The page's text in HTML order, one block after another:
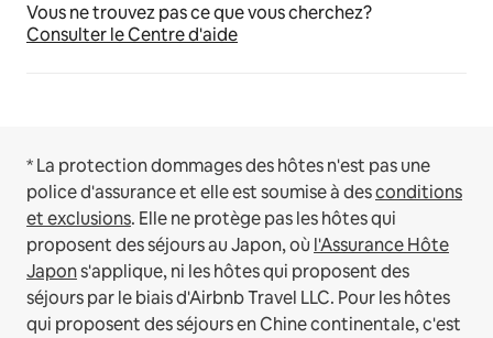
Vous ne trouvez pas ce que vous cherchez?
Consulter le Centre d'aide
* La protection dommages des hôtes n'est pas une
police d'assurance et elle est soumise à desconditions
et exclusions. Elle ne protège pas les hôtes qui
proposent des séjours au Japon, où l'Assurance Hôte
Japons'applique, ni les hôtes qui proposent des
séjours par le biais d'Airbnb Travel LLC. Pour les hôtes
qui proposent des séjours en Chine continentale, c'est